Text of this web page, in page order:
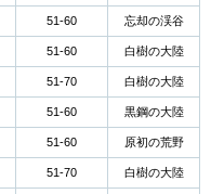
51-60 忘却の渓谷
51-60 白樹の大陸
51-70 白樹の大陸
51-60 黒鋼の大陸
51-60 原初の荒野
51-70 白樹の大陸